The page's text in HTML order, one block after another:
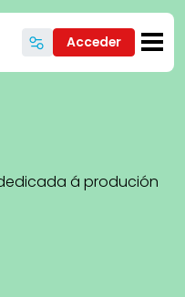
Acceder
á produción